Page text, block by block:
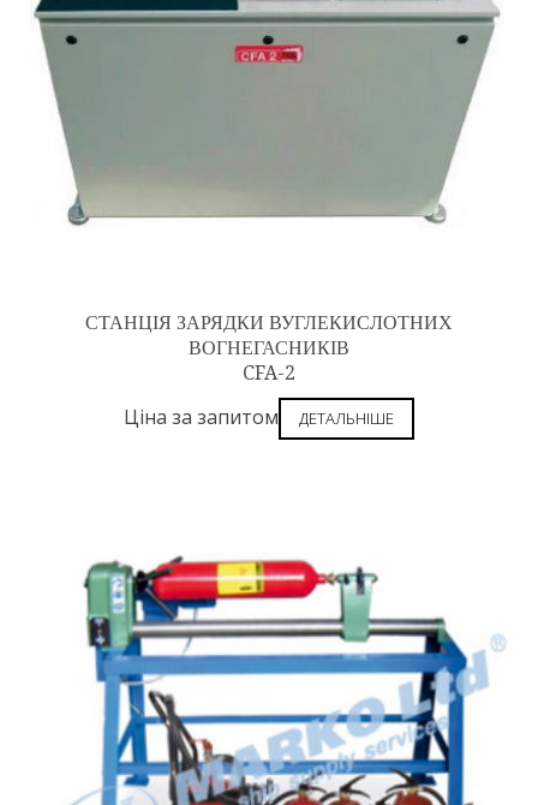
СТАНЦІЯ ЗАРЯДКИ ВУГЛЕКИСЛОТНИХ
ВОГНЕГАСНИКІВ
CFA-2
Ціна за запитом ДЕТАЛЬНІШЕ